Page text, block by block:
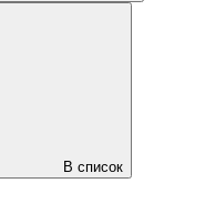
В список